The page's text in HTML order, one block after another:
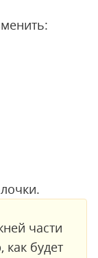
части
будет